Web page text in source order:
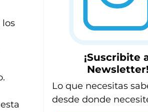
los
¡Suscribite
Newsletter!
Lo que necesitas
desde donde